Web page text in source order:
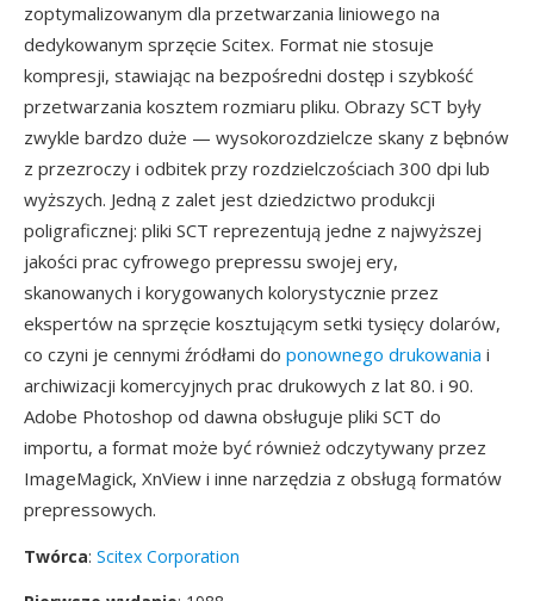
zoptymalizowanym dla przetwarzania liniowego na
dedykowanym sprzęcie Scitex. Format nie stosuje
kompresji, stawiając na bezpośredni dostęp i szybkość
przetwarzania kosztem rozmiaru pliku. Obrazy SCT były
zwykle bardzo duże — wysokorozdzielcze skany z bębnów
z przezroczy i odbitek przy rozdzielczościach 300 dpi lub
wyższych. Jedną z zalet jest dziedzictwo produkcji
poligraficznej: pliki SCT reprezentują jedne z najwyższej
jakości prac cyfrowego prepressu swojej ery,
skanowanych i korygowanych kolorystycznie przez
ekspertów na sprzęcie kosztującym setki tysięcy dolarów,
co czyni je cennymi źródłami do ponownego drukowania i
archiwizacji komercyjnych prac drukowych z lat 80. i 90.
Adobe Photoshop od dawna obsługuje pliki SCT do
importu, a format może być również odczytywany przez
ImageMagick, XnView i inne narzędzia z obsługą formatów
prepressowych.
Twórca: Scitex Corporation